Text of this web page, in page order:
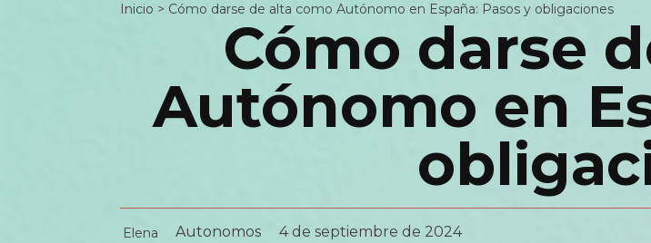
Inicio > Cómo darse de alta como Autónomo en España: Pasos y obligaciones
Cómo darse
Autónomo en
Elena Autonomos 4 de septiembre de 2024